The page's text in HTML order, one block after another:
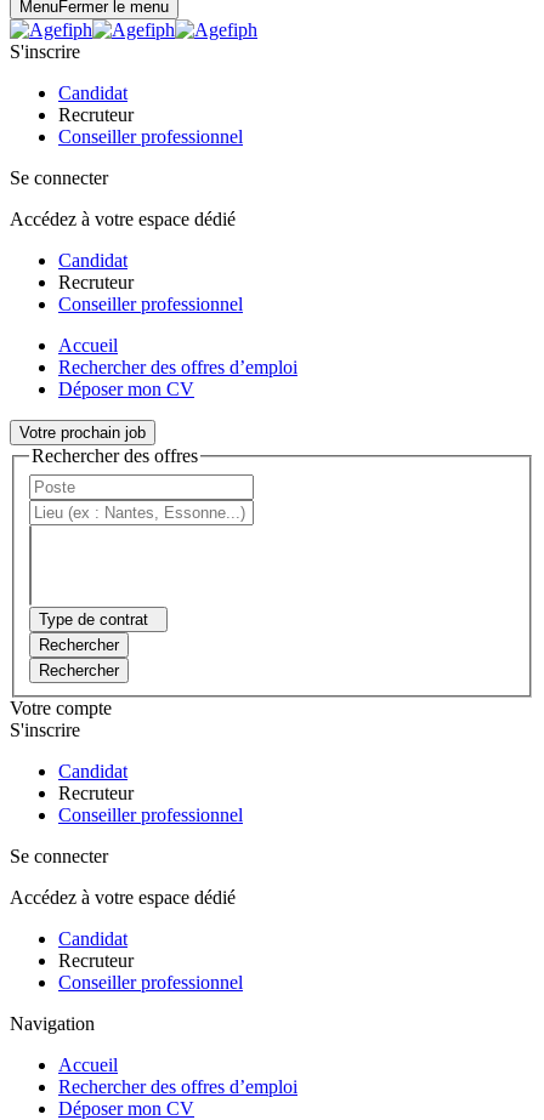
MenuFermer le menu
S'inscrire
Candidat
Recruteur
Conseiller professionnel
Se connecter
Accédez à votre espace dédié
Candidat
Recruteur
Conseiller professionnel
Accueil
Rechercher des offres d’emploi
Déposer mon CV
Votre prochain job
Rechercher des offres
Type de contrat
Rechercher
Rechercher
Votre compte
S'inscrire
Candidat
Recruteur
Conseiller professionnel
Se connecter
Accédez à votre espace dédié
Candidat
Recruteur
Conseiller professionnel
Navigation
Accueil
Rechercher des offres d’emploi
Déposer mon CV